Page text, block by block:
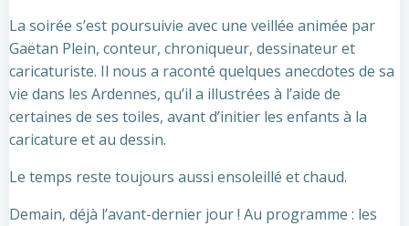
La soirée s’est poursuivie avec une veillée animée par
Gaëtan Plein, conteur, chroniqueur, dessinateur et
caricaturiste. Il nous a raconté quelques anecdotes de sa
vie dans les Ardennes, qu’il a illustrées à l’aide de
certaines de ses toiles, avant d’initier les enfants à la
caricature et au dessin.
Le temps reste toujours aussi ensoleillé et chaud.
Demain, déjà l’avant-dernier jour ! Au programme : les